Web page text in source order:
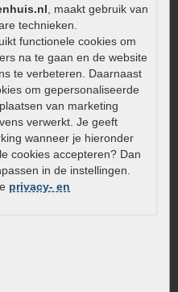
, maakt gebruik van
technieken.
functionele cookies om
na te gaan en de website
te verbeteren. Daarnaast
om gepersonaliseerde
van marketing
verwerkt. Je geeft
wanneer je hieronder
cookies accepteren? Dan
in de instellingen.
privacy- en